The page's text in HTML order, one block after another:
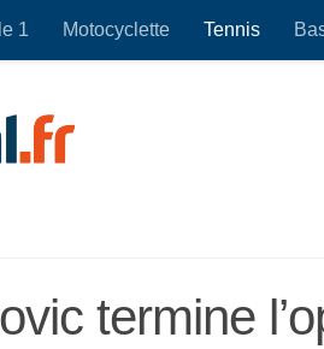
1 Motocyclette Tennis
termine